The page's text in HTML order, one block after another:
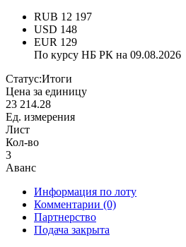
RUB 12 197
USD 148
EUR 129
По курсу НБ РК на 09.08.2026
Статус:Итоги
Цена за единицу
23 214.28
Ед. измерения
Лист
Кол-во
3
Аванс
Информация по лоту
Комментарии (0)
Партнерство
Подача закрыта